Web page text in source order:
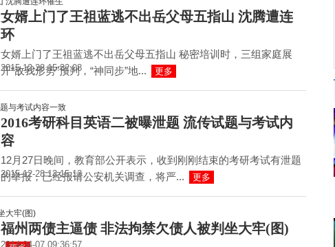
女婿上门了王祖蓝逃不出岳父母五指山 沈腾遭连
环
女婿上门了王祖蓝逃不出岳父母五指山 秘密培训时，三组家庭展
开“敌我形势”预判，“神同步”地...
更多
2015-12-28 15:32:08
2016考研科目英语二被曝泄题 流传试题与考试内
容
12月27日晚间，教育部公开表示，收到刚刚结束的考研考试有泄题
的举报，已经报请公安机关调查，将严...
更多
2015-12-28 13:15:13
福州两债主逼债 非法拘禁欠债人被判坐大牢(图)
2014-04-07 09:36:57